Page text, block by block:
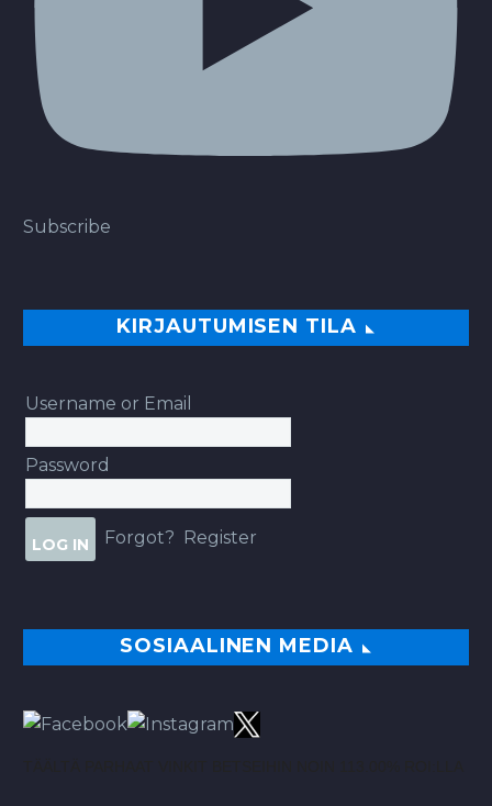
Subscribe
KIRJAUTUMISEN TILA
Username or Email
Password
Forgot? Register
SOSIAALINEN MEDIA